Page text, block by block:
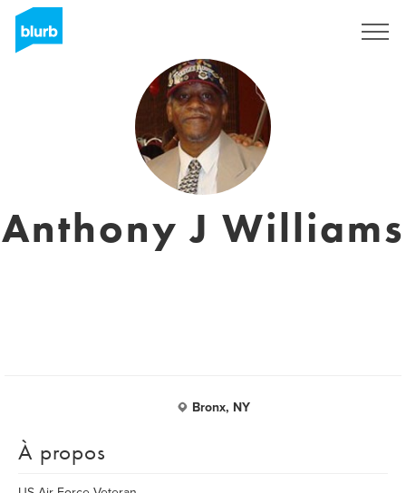
Anthony J Williams
Bronx, NY
À propos